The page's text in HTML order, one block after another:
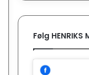
Følg HENRIKS